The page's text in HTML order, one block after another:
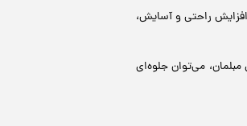
راحتی و آسایش،
می‌توان جلوه‌ای